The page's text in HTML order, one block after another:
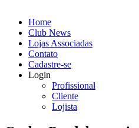
Home
Club News
Lojas Associadas
Contato
Cadastre-se
Login
Profissional
Cliente
Lojista